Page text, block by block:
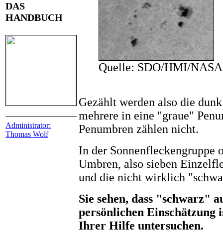
DAS
HANDBUCH
Administrator:
Thomas Wolf
Quelle: SDO/HMI/NASA
Gezählt werden also die
mehrere in eine "graue"
Penumbren zählen nicht.
In der Sonnenfleckengruppe
Umbren, also sieben
und die nicht wirklich
Sie sehen, dass "schwarz"
persönlichen Einschätzung
Ihrer Hilfe untersuchen.